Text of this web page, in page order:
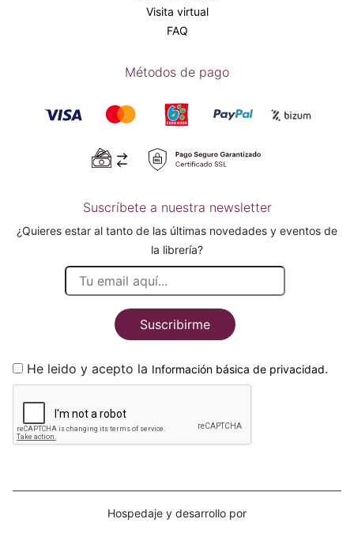
Visita virtual
FAQ
Métodos de pago
Suscríbete a nuestra newsletter
¿Quieres estar al tanto de las últimas novedades y eventos de
la librería?
Suscribirme
He leido y acepto la Información básica de privacidad.
Hospedaje y desarrollo por